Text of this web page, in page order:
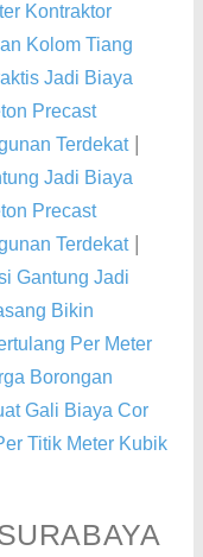
Kontraktor
Kolom Tiang
Jadi Biaya
Precast
Terdekat|
Jadi Biaya
Precast
Terdekat|
Gantung Jadi
Bikin
Per Meter
Borongan
Gali Biaya Cor
Titik Meter Kubik